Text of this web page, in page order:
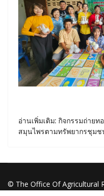
อ่านเพิ่มเติม: กิจกรรมถ่าย
สมุนไพรตามทรัพยากรชุมช
© The Office Of Agricultural